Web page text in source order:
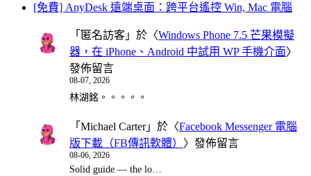
[免費] AnyDesk 遠端桌面：跨平台遙控 Win, Mac 電腦
「 匿名訪客 」於〈Windows Phone 7.5 芒果模擬
器，在 iPhone、Android 中試用 WP 手機介面〉
發佈留言
08-07, 2026
林湖銘。。。。。
「 Michael Carter」於〈Facebook Messenger 電腦
版下載（FB傳訊軟體） 〉發佈留言
08-06, 2026
Solid guide — the lo…